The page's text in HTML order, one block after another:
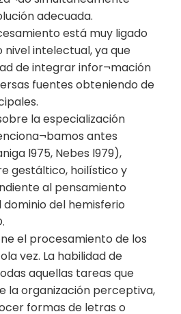
adecuada.
está muy ligado
nivel intelectual, ya que
de integrar infor¬mación
fuentes obteniendo de
la especialización
antes
l975, Nebes l979),
gestáltico, hoilístico y
al pensamiento
del hemisferio
el procesamiento de los
vez. La habilidad de
aquellas tareas que
la organización perceptiva,
formas de letras o